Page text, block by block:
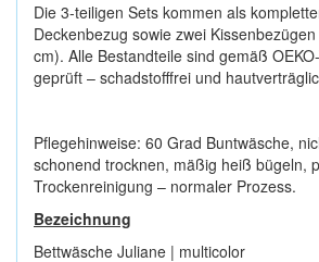
Die 3-teiligen Sets kommen als
Deckenbezug sowie zwei
cm). Alle Bestandteile sind gemäß
geprüft – schadstofffrei und
Pflegehinweise: 60 Grad Buntwäsche,
schonend trocknen, mäßig heiß bügeln,
Trockenreinigung – normaler Prozess.
Bezeichnung
Bettwäsche Juliane | multicolor